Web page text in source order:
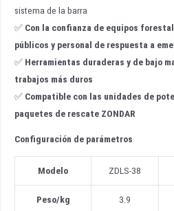
sistema de la barra
✅ Con la confianza de equipos
públicos y personal de respuesta a
✅ Herramientas duraderas y de bajo
trabajos más duros
✅ Compatible con las unidades de
paquetes de rescate ZONDAR
Configuración de parámetros
Modelo ZDLS-38
Peso/kg 3.9